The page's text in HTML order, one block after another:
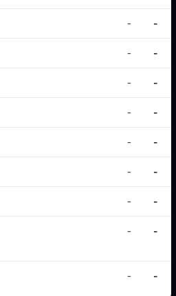
- -
- -
- -
- -
- -
- -
- -
- -
- -